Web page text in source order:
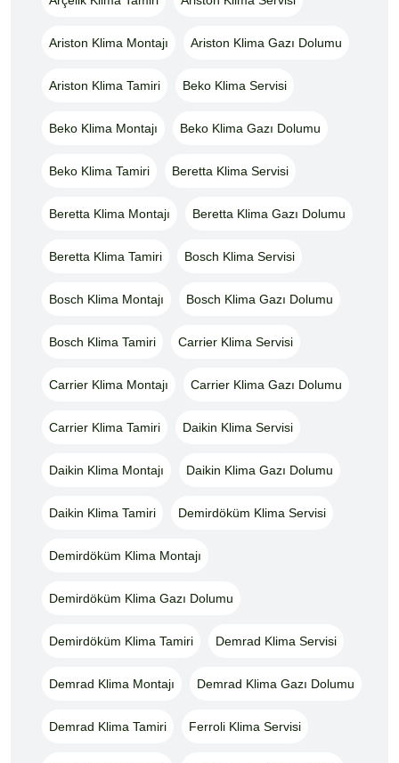
Ariston Klima Montajı Ariston Klima Gazı Dolumu
Ariston Klima Tamiri Beko Klima Servisi
Beko Klima Montajı Beko Klima Gazı Dolumu
Beko Klima Tamiri Beretta Klima Servisi
Beretta Klima Montajı Beretta Klima Gazı Dolumu
Beretta Klima Tamiri Bosch Klima Servisi
Bosch Klima Montajı Bosch Klima Gazı Dolumu
Bosch Klima Tamiri Carrier Klima Servisi
Carrier Klima Montajı Carrier Klima Gazı Dolumu
Carrier Klima Tamiri Daikin Klima Servisi
Daikin Klima Montajı Daikin Klima Gazı Dolumu
Daikin Klima Tamiri Demirdöküm Klima Servisi
Demirdöküm Klima Montajı
Demirdöküm Klima Gazı Dolumu
Demirdöküm Klima Tamiri Demrad Klima Servisi
Demrad Klima Montajı Demrad Klima Gazı Dolumu
Demrad Klima Tamiri Ferroli Klima Servisi